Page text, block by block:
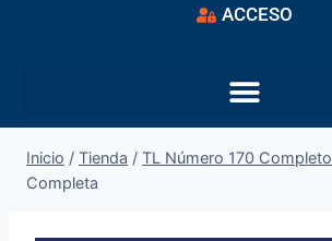
ACCESO
Inicio / Tienda / TL Número 170 Completo
Completa